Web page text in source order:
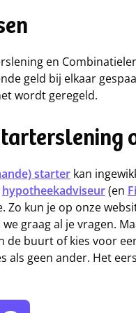
en
geld bij elkaar
wordt geregeld.
starter kan
hypotheekadviseur(en
Zo kun je op onze
graag al je vragen.
buurt of kies voor
als geen ander. Het